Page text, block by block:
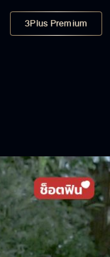
3Plus Premium